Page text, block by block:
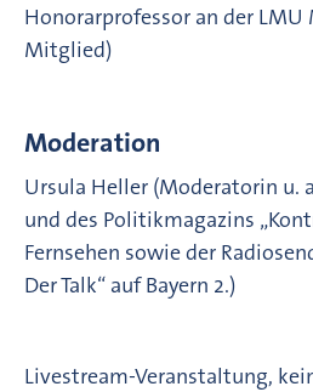
Honorarprofessor an der LMU
Mitglied)
Moderation
Ursula Heller (Moderatorin u.
und des Politikmagazins
Fernsehen sowie der
Der Talk“ auf Bayern 2.)
Livestream-Veranstaltung,